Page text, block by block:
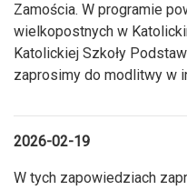
Zamościa. W programie
wielkopostnych w
Katolickiej Szkoły
zaprosimy do modlitwy w
2026-02-19
W tych zapowiedziach